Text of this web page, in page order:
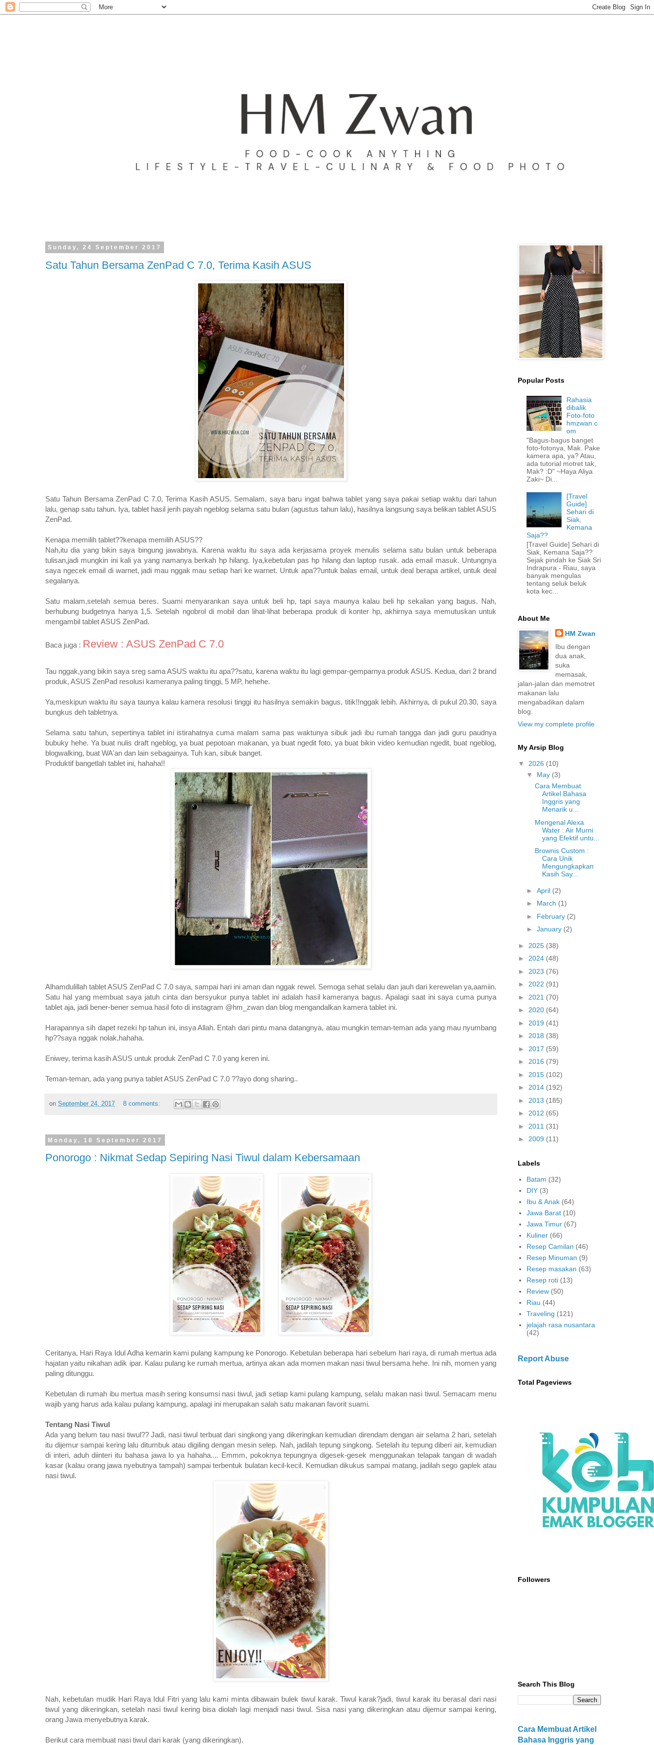
Sunday, 24 September 2017
Satu Tahun Bersama ZenPad C 7.0, Terima Kasih ASUS
Satu Tahun Bersama ZenPad C 7.0, Terima Kasih ASUS. Semalam, saya baru ingat bahwa tablet yang saya pakai setiap waktu dari tahun
lalu, genap satu tahun. Iya, tablet hasil jerih payah ngeblog selama satu bulan (agustus tahun lalu), hasilnya langsung saya belikan tablet ASUS
ZenPad.
Kenapa memilih tablet??kenapa memilih ASUS??
Nah,itu dia yang bikin saya bingung jawabnya. Karena waktu itu saya ada kerjasama proyek menulis selama satu bulan untuk beberapa
tulisan,jadi mungkin ini kali ya yang namanya berkah hp hilang. Iya,kebetulan pas hp hilang dan laptop rusak. ada email masuk. Untungnya
saya ngecek email di warnet, jadi mau nggak mau setiap hari ke warnet. Untuk apa??untuk balas email, untuk deal berapa artikel, untuk deal
segalanya.
Satu malam,setelah semua beres. Suami menyarankan saya untuk beli hp, tapi saya maunya kalau beli hp sekalian yang bagus. Nah,
berhubung budgetnya hanya 1,5. Setelah ngobrol di mobil dan lihat-lihat beberapa produk di konter hp, akhirnya saya memutuskan untuk
mengambil tablet ASUS ZenPad.
Baca juga : Review : ASUS ZenPad C 7.0
Tau nggak,yang bikin saya sreg sama ASUS waktu itu apa??satu, karena waktu itu lagi gempar-gemparnya produk ASUS. Kedua, dari 2 brand
produk, ASUS ZenPad resolusi kameranya paling tinggi, 5 MP, hehehe.
Ya,meskipun waktu itu saya taunya kalau kamera resolusi tinggi itu hasilnya semakin bagus, titik!!nggak lebih. Akhirnya, di pukul 20.30, saya
bungkus deh tabletnya.
Selama satu tahun, sepertinya tablet ini istirahatnya cuma malam sama pas waktunya sibuk jadi ibu rumah tangga dan jadi guru paudnya
bubuky hehe. Ya buat nulis draft ngeblog, ya buat pepotoan makanan, ya buat ngedit foto, ya buat bikin video kemudian ngedit, buat ngeblog,
blogwalking, buat WA'an dan lain sebagainya. Tuh kan, sibuk banget.
Produktif bangetlah tablet ini, hahaha!!
Alhamdulillah tablet ASUS ZenPad C 7.0 saya, sampai hari ini aman dan nggak rewel. Semoga sehat selalu dan jauh dari kerewelan ya,aamiin.
Satu hal yang membuat saya jatuh cinta dan bersyukur punya tablet ini adalah hasil kameranya bagus. Apalagi saat ini saya cuma punya
tablet aja, jadi bener-bener semua hasil foto di instagram @hm_zwan dan blog mengandalkan kamera tablet ini.
Harapannya sih dapet rezeki hp tahun ini, insya Allah. Entah dari pintu mana datangnya, atau mungkin teman-teman ada yang mau nyumbang
hp??saya nggak nolak,hahaha.
Eniwey, terima kasih ASUS untuk produk ZenPad C 7.0 yang keren ini.
Teman-teman, ada yang punya tablet ASUS ZenPad C 7.0 ??ayo dong sharing..
on September 24, 2017 8 comments:
Monday, 18 September 2017
Ponorogo : Nikmat Sedap Sepiring Nasi Tiwul dalam Kebersamaan
Ceritanya, Hari Raya Idul Adha kemarin kami pulang kampung ke Ponorogo. Kebetulan beberapa hari sebelum hari raya, di rumah mertua ada
hajatan yaitu nikahan adik ipar. Kalau pulang ke rumah mertua, artinya akan ada momen makan nasi tiwul bersama hehe. Ini nih, momen yang
paling ditunggu.
Kebetulan di rumah ibu mertua masih sering konsumsi nasi tiwul, jadi setiap kami pulang kampung, selalu makan nasi tiwul. Semacam menu
wajib yang harus ada kalau pulang kampung, apalagi ini merupakan salah satu makanan favorit suami.
Tentang Nasi Tiwul
Ada yang belum tau nasi tiwul?? Jadi, nasi tiwul terbuat dari singkong yang dikeringkan kemudian direndam dengan air selama 2 hari, setelah
itu dijemur sampai kering lalu ditumbuk atau digiling dengan mesin selep. Nah, jadilah tepung singkong. Setelah itu tepung diberi air, kemudian
di interi, aduh diinteri itu bahasa jawa lo ya hahaha.... Emmm, pokoknya tepungnya digesek-gesek menggunakan telapak tangan di wadah
kasar (kalau orang jawa nyebutnya tampah) sampai terbentuk bulatan kecil-kecil. Kemudian dikukus sampai matang, jadilah sego gaplek atau
nasi tiwul.
Nah, kebetulan mudik Hari Raya Idul Fitri yang lalu kami minta dibawain bulek tiwul karak. Tiwul karak?jadi, tiwul karak itu berasal dari nasi
tiwul yang dikeringkan, setelah nasi tiwul kering bisa diolah lagi menjadi nasi tiwul. Sisa nasi yang dikeringkan atau dijemur sampai kering,
orang Jawa menyebutnya karak.
Berikut cara membuat nasi tiwul dari karak (yang dikeringkan).
Popular Posts
Rahasia
dibalik
Foto-foto
hmzwan.c
om
"Bagus-bagus banget
foto-fotonya, Mak. Pake
kamera apa, ya? Atau,
ada tutorial motret tak,
Mak? :D" ~Haya Aliya
Zaki~ Di...
[Travel
Guide]
Sehari di
Siak,
Kemana
Saja??
[Travel Guide] Sehari di
Siak, Kemana Saja??
Sejak pindah ke Siak Sri
Indrapura - Riau, saya
banyak mengulas
tentang seluk beluk
kota kec...
About Me
HM Zwan
Ibu dengan
dua anak,
suka
memasak,
jalan-jalan dan memotret
makanan lalu
mengabadikan dalam
blog.
View my complete profile
My Arsip Blog
▼ 2026 (10)
▼ May (3)
Cara Membuat
Artikel Bahasa
Inggris yang
Menarik u...
Mengenal Alexa
Water : Air Murni
yang Efektif untu...
Brownis Custom :
Cara Unik
Mengungkapkan
Kasih Say...
► April (2)
► March (1)
► February (2)
► January (2)
► 2025 (38)
► 2024 (48)
► 2023 (76)
► 2022 (91)
► 2021 (70)
► 2020 (64)
► 2019 (41)
► 2018 (38)
► 2017 (59)
► 2016 (79)
► 2015 (102)
► 2014 (192)
► 2013 (185)
► 2012 (65)
► 2011 (31)
► 2009 (11)
Labels
Batam (32)
DIY (3)
Ibu & Anak (64)
Jawa Barat (10)
Jawa Timur (67)
Kuliner (66)
Resep Camilan (46)
Resep Minuman (9)
Resep masakan (63)
Resep roti (13)
Review (50)
Riau (44)
Traveling (121)
jelajah rasa nusantara
(42)
Report Abuse
Total Pageviews
Followers
Search This Blog
Cara Membuat Artikel
Bahasa Inggris yang